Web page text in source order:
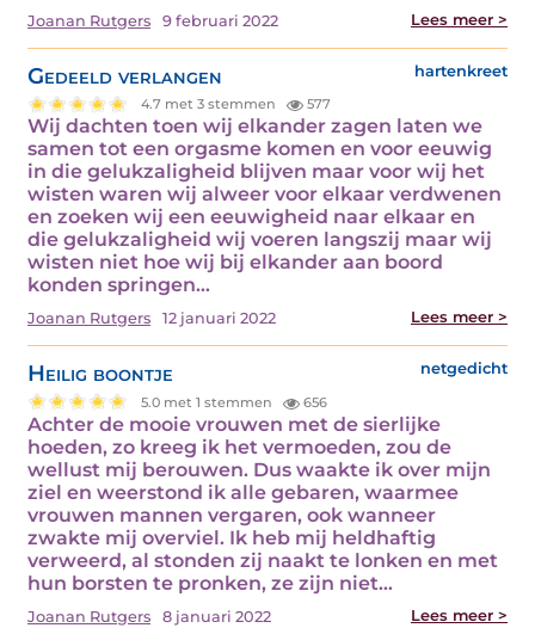
Joanan Rutgers 9 februari 2022 Lees meer >
Gedeeld verlangen hartenkreet
4.7 met 3 stemmen 577
Wij dachten toen wij elkander zagen laten we
samen tot een orgasme komen en voor eeuwig
in die gelukzaligheid blijven maar voor wij het
wisten waren wij alweer voor elkaar verdwenen
en zoeken wij een eeuwigheid naar elkaar en
die gelukzaligheid wij voeren langszij maar wij
wisten niet hoe wij bij elkander aan boord
konden springen…
Joanan Rutgers 12 januari 2022 Lees meer >
Heilig boontje netgedicht
5.0 met 1 stemmen 656
Achter de mooie vrouwen met de sierlijke
hoeden, zo kreeg ik het vermoeden, zou de
wellust mij berouwen. Dus waakte ik over mijn
ziel en weerstond ik alle gebaren, waarmee
vrouwen mannen vergaren, ook wanneer
zwakte mij overviel. Ik heb mij heldhaftig
verweerd, al stonden zij naakt te lonken en met
hun borsten te pronken, ze zijn niet…
Joanan Rutgers 8 januari 2022 Lees meer >